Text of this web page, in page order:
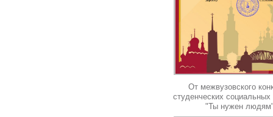
От межвузовского
студенческих социальных
"Ты нужен